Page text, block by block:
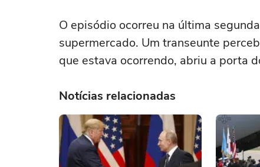
O episódio ocorreu na última
supermercado. Um transeunte
que estava ocorrendo, abriu a porta
Notícias relacionadas